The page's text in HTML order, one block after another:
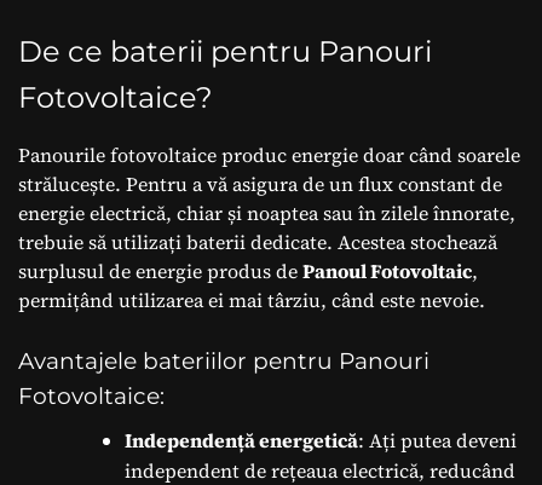
De ce baterii pentru Panouri
Fotovoltaice?
Panourile fotovoltaice produc energie doar când soarele
strălucește. Pentru a vă asigura de un flux constant de
energie electrică, chiar și noaptea sau în zilele înnorate,
trebuie să utilizați baterii dedicate. Acestea stochează
surplusul de energie produs dePanoul Fotovoltaic,
permițând utilizarea ei mai târziu, când este nevoie.
Avantajele bateriilor pentru Panouri
Fotovoltaice:
Independență energetică: Ați putea deveni
independent de rețeaua electrică, reducând